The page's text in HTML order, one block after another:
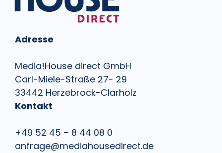
Adresse
Media!House direct GmbH
Carl-Miele-Straße 27- 29
33442 Herzebrock-Clarholz
Kontakt
+49 52 45 – 8 44 08 0
anfrage@mediahousedirect.de